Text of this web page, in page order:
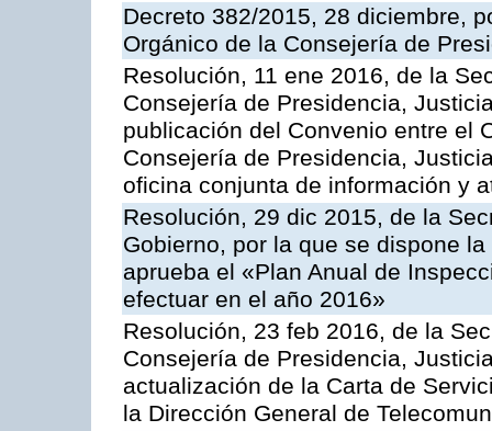
Decreto 382/2015, 28 diciembre,
Orgánico de la Consejería de
Resolución, 11 ene 2016, de la
Consejería de Presidencia,
publicación del Convenio entre el
Consejería de Presidencia,
oficina conjunta de información y
Resolución, 29 dic 2015, de la
Gobierno, por la que se dispone
aprueba el «Plan Anual de
efectuar en el año 2016»
Resolución, 23 feb 2016, de la
Consejería de Presidencia,
actualización de la Carta de
la Dirección General de